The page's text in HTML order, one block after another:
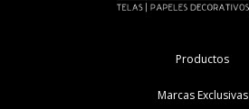
Productos
Marcas Exclusivas